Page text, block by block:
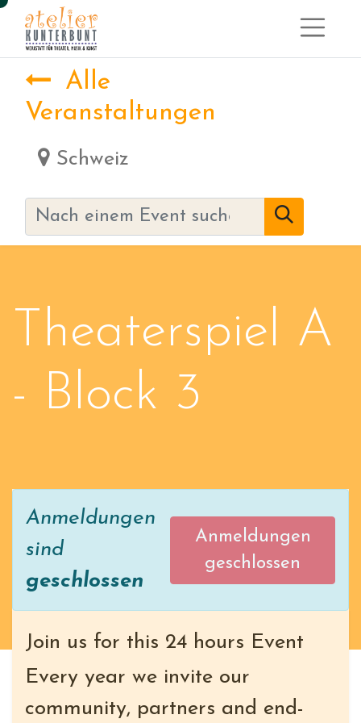
Alle
Veranstaltungen
Schweiz
Theaterspiel A
- Block 3
Anmeldungen
sind
geschlossen
Anmeldungen
geschlossen
Join us for this 24 hours Event
Every year we invite our
community, partners and end-